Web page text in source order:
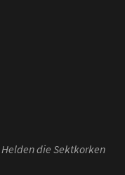
die Sektkorken